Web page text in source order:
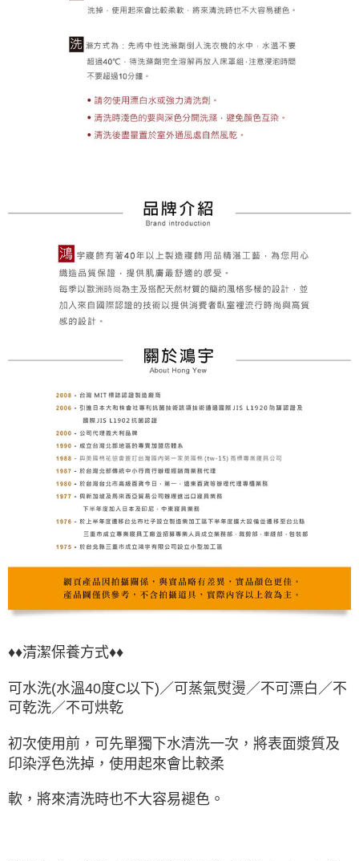
♦♦清潔保養方式♦♦
可水洗(水溫40度C以下)／可蒸氣熨燙／不可漂白／不
可乾洗／不可烘乾
初次使用前，可先單獨下水清洗一次，將表面漿質及
印染浮色洗掉，使用起來會比較柔
軟，將來清洗時也不大容易褪色。